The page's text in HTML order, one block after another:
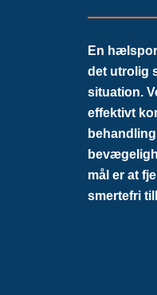
En
det utrolig
situation.
effektivt
mål er at
smertefri